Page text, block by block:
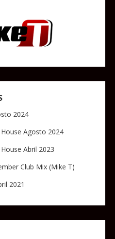
2024
Agosto 2024
Abril 2023
Club Mix (Mike T)
2021